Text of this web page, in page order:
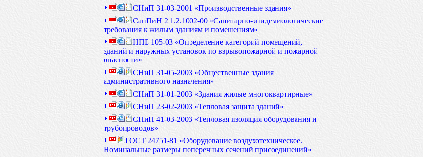
СНиП 31-03-2001 «Производственные здания»
СанПиН 2.1.2.1002-00 «Санитарно-эпидемиологические
требования к жилым зданиям и помещениям»
НПБ 105-03 «Определение категорий помещений,
зданий и наружных установок по взрывопожарной и пожарной
опасности»
СНиП 31-05-2003 «Общественные здания
административного назначения»
СНиП 31-01-2003 «Здания жилые многоквартирные»
СНиП 23-02-2003 «Тепловая защита зданий»
СНиП 41-03-2003 «Тепловая изоляция оборудования и
трубопроводов»
ГОСТ 24751-81 «Оборудование воздухотехническое.
Номинальные размеры поперечных сечений присоединений»